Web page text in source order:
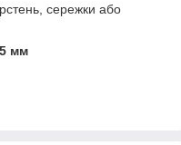
сережки або
мм